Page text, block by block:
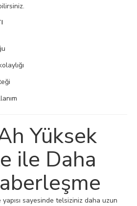
Yüksek
ile Daha
sayesinde telsiziniz daha uzun